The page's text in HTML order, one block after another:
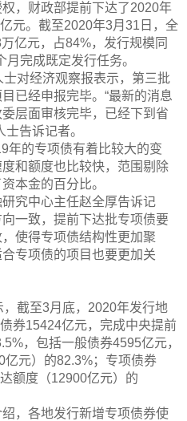
，财政部提前下达了2020年
元。截至2020年3月31日，全
亿元，占84%，发行规模同
完成既定发行任务。
对经济观察报表示，第三批
已经申报完毕。“最新的消息
层面审核完毕，已经下到省
告诉记者。
年的专项债有着比较大的变
和额度也比较快，范围剔除
本金的百分比。
究中心主任赵全厚告诉记
一致，提前下达批专项债要
使得专项债结构性更加聚
专项债的项目也要更加关
截至3月底，2020年发行地
券15424亿元，完成中央提前
，包括一般债券4595亿元，
元）的82.3%；专项债券
额度（12900亿元）的
，各地发行新增专项债券使